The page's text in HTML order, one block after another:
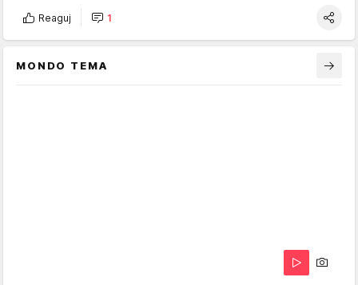
Reaguj 1
MONDO TEMA